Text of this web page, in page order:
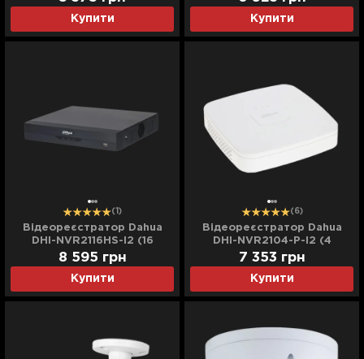
Купити Купити
(1)
Відеореєстратор Dahua
DHI-NVR2116HS-I2 (16
каналів) (Black)
Купити
8 595 грн
(6)
Відеореєстратор Dahua
DHI-NVR2104-P-I2 (4
канали) (White)
Купити
7 353 грн